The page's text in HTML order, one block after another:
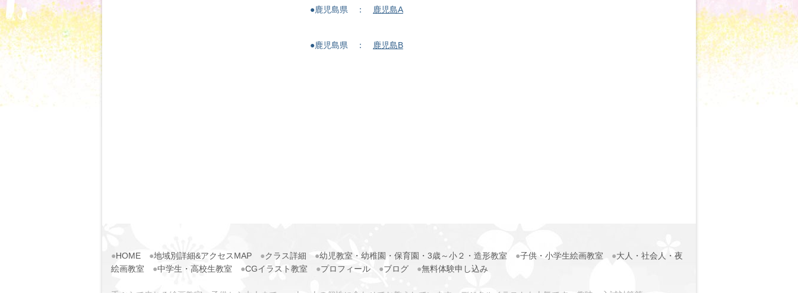
●鹿児島県 ： 鹿児島A
●鹿児島県 ： 鹿児島B
●HOME ●地域別詳細&アクセスMAP ●クラス詳細 ●幼児教室・幼稚園・保育園・3歳～小２・造形教室 ●子供・小学生絵画教室 ●大人・社会人・夜
絵画教室 ●中学生・高校生教室 ●CGイラスト教室 ●プロフィール ●ブログ ●無料体験申し込み